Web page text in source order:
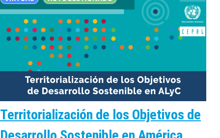
Territorialización de los Objetivos de